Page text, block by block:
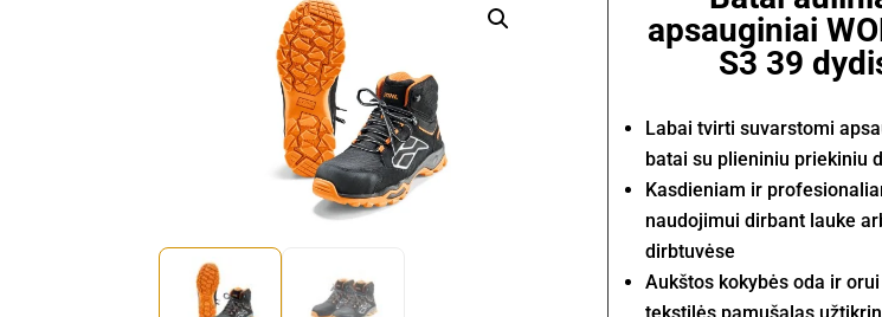
apsauginiai
S3 39
Labai tvirti suvarstomi
batai su plieniniu priekiniu
Kasdieniam ir
naudojimui dirbant lauke
dirbtuvėse
Aukštos kokybės oda ir